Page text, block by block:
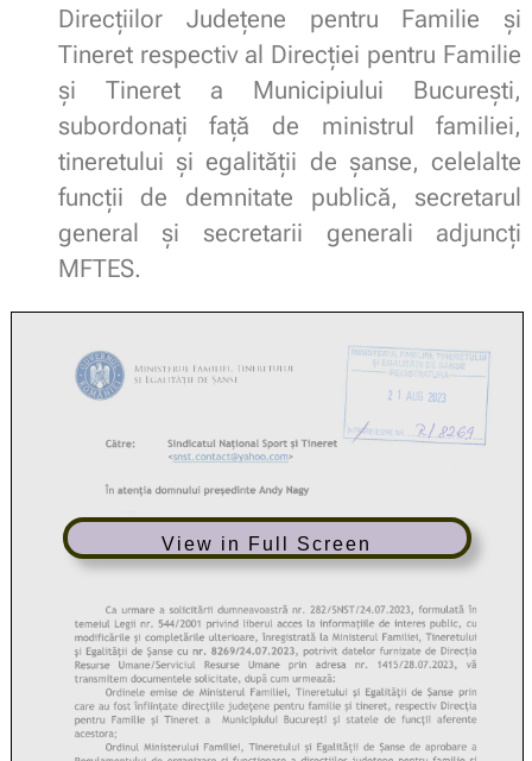
Direcțiilor Județene pentru Familie și
Tineret respectiv al Direcției pentru Familie
și Tineret a Municipiului București,
subordonați față de ministrul familiei,
tineretului și egalității de șanse, celelalte
funcții de demnitate publică, secretarul
general și secretarii generali adjuncți
MFTES.
View in Full Screen